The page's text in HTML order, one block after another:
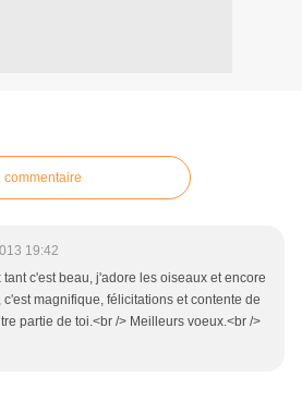
commentaire
19:42
c'est beau, j'adore les oiseaux et encore
magnifique, félicitations et contente de
partie de toi.<br /> Meilleurs voeux.<br />